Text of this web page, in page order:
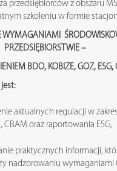
przedsiębiorców z obszaru
szkoleniu w formie
WYMAGANIAMI
PRZEDSIĘBIORSTWIE –
BDO, KOBIZE, GOZ, ESG,
aktualnych regulacji w
CBAM oraz raportowania ESG,
praktycznych informacji,
nadzorowaniu wymaganiami